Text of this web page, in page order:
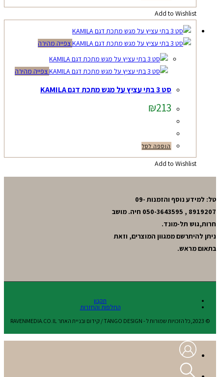
Add to Wishlist
צפייה מהירה
צפייה מהירה
סט 3 בתי עציץ על מגש מתכת דגם KAMILA
₪213
הוספה לסל
Add to Wishlist
טל: למידע נוסף והזמנות 09-
8919207 , 050-3643595 חיה. מושב
חרות,גוש תל-מונד.
ניתן להיתרשם ממגוון המוצרים, וזאת
בתאום מראש.
תקנון
החלפות והחזרות
© 2023,כל הזכויות שמורות ל - TANGO DESIGN / קידום ובניית האתר RAVENMEDIA.CO.IL